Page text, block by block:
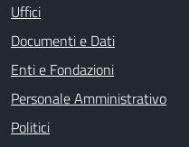
Uffici
Documenti e Dati
Enti e Fondazioni
Personale Amministrativo
Politici